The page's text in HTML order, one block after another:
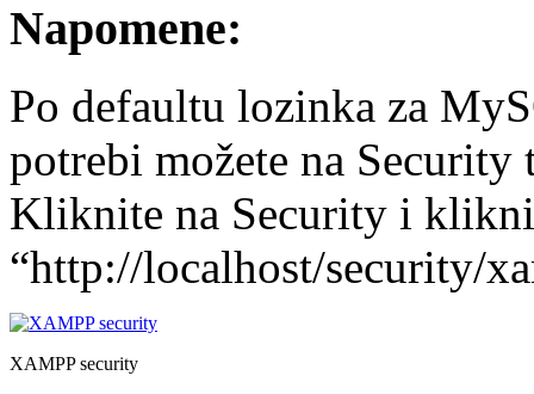
Napomene:
Po defaultu lozinka za
potrebi možete na
Kliknite na Security i
“http://localhost/security/
XAMPP security